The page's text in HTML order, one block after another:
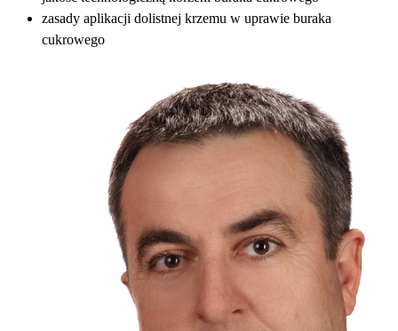
zasady aplikacji dolistnej krzemu w uprawie buraka
cukrowego